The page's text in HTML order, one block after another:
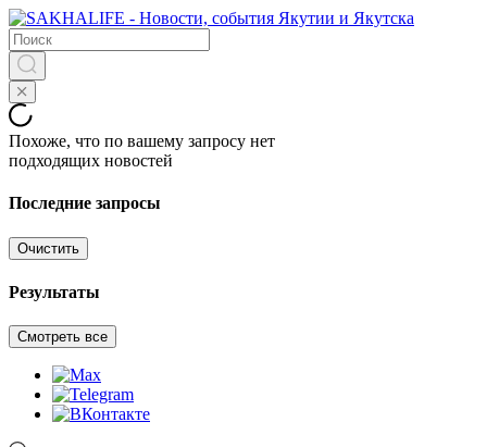
Похоже, что по вашему запросу нет
подходящих новостей
Последние запросы
Очистить
Результаты
Смотреть все